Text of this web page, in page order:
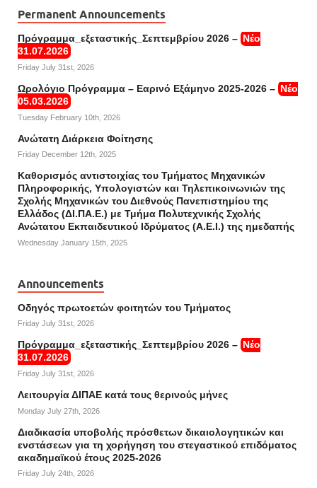
Permanent Announcements
Πρόγραμμα_εξεταστικής_Σεπτεμβρίου 2026 – Νέο
31.07.2026
Friday July 31st, 2026
Ωρολόγιο Πρόγραμμα – Εαρινό Εξάμηνο 2025-2026 – Νέο
05.03.2026
Tuesday February 10th, 2026
Ανώτατη Διάρκεια Φοίτησης
Friday December 12th, 2025
Καθορισμός αντιστοιχίας του Τμήματος Μηχανικών
Πληροφορικής, Υπολογιστών και Τηλεπικοινωνιών της
Σχολής Μηχανικών του Διεθνούς Πανεπιστημίου της
Ελλάδος (ΔΙ.ΠΑ.Ε.) με Τμήμα Πολυτεχνικής Σχολής
Ανώτατου Εκπαιδευτικού Ιδρύματος (Α.Ε.Ι.) της ημεδαπής
Wednesday January 15th, 2025
Announcements
Οδηγός πρωτοετών φοιτητών του Τμήματος
Friday July 31st, 2026
Πρόγραμμα_εξεταστικής_Σεπτεμβρίου 2026 – Νέο
31.07.2026
Friday July 31st, 2026
Λειτουργία ΔΙΠΑΕ κατά τους θερινούς μήνες
Monday July 27th, 2026
Διαδικασία υποβολής πρόσθετων δικαιολογητικών και
ενστάσεων για τη χορήγηση του στεγαστικού επιδόματος
ακαδημαϊκού έτους 2025-2026
Friday July 24th, 2026